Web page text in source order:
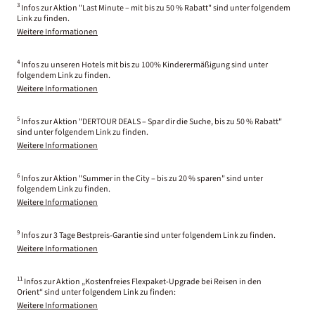
3 Infos zur Aktion "Last Minute – mit bis zu 50 % Rabatt" sind unter folgendem
Link zu finden.
Weitere Informationen
4 Infos zu unseren Hotels mit bis zu 100% Kinderermäßigung sind unter
folgendem Link zu finden.
Weitere Informationen
5 Infos zur Aktion "DERTOUR DEALS – Spar dir die Suche, bis zu 50 % Rabatt"
sind unter folgendem Link zu finden.
Weitere Informationen
6 Infos zur Aktion "Summer in the City – bis zu 20 % sparen" sind unter
folgendem Link zu finden.
Weitere Informationen
9 Infos zur 3 Tage Bestpreis-Garantie sind unter folgendem Link zu finden.
Weitere Informationen
11 Infos zur Aktion „Kostenfreies Flexpaket-Upgrade bei Reisen in den
Orient“ sind unter folgendem Link zu finden:
Weitere Informationen